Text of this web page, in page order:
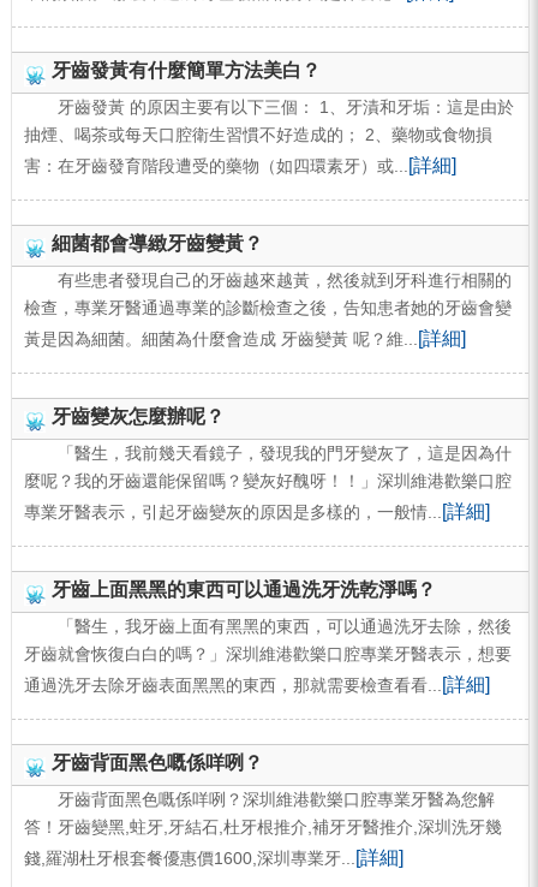
牙齒發黃有什麼簡單方法美白？
牙齒發黃 的原因主要有以下三個： 1、牙漬和牙垢：這是由於
抽煙、喝茶或每天口腔衛生習慣不好造成的； 2、藥物或食物損
害：在牙齒發育階段遭受的藥物（如四環素牙）或...
[詳細]
細菌都會導緻牙齒變黃？
有些患者發現自己的牙齒越來越黃，然後就到牙科進行相關的
檢查，專業牙醫通過專業的診斷檢查之後，告知患者她的牙齒會變
黃是因為細菌。細菌為什麼會造成 牙齒變黃 呢？維...
[詳細]
牙齒變灰怎麼辦呢？
「醫生，我前幾天看鏡子，發現我的門牙變灰了，這是因為什
麼呢？我的牙齒還能保留嗎？變灰好醜呀！！」深圳維港歡樂口腔
專業牙醫表示，引起牙齒變灰的原因是多樣的，一般情...
[詳細]
牙齒上面黑黑的東西可以通過洗牙洗乾淨嗎？
「醫生，我牙齒上面有黑黑的東西，可以通過洗牙去除，然後
牙齒就會恢復白白的嗎？」深圳維港歡樂口腔專業牙醫表示，想要
通過洗牙去除牙齒表面黑黑的東西，那就需要檢查看看...
[詳細]
牙齒背面黑色嘅係咩咧？
牙齒背面黑色嘅係咩咧？深圳維港歡樂口腔專業牙醫為您解
答！牙齒變黑,蛀牙,牙結石,杜牙根推介,補牙牙醫推介,深圳洗牙幾
錢,羅湖杜牙根套餐優惠價1600,深圳專業牙...
[詳細]